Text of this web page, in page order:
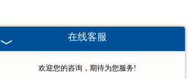
堵网问题困扰，欢迎留言说明物
，即可获取一对一防堵方案、选型
在线客服
欢迎您的咨询，期待为您服务!